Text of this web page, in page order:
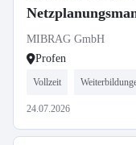
MIBRAG GmbH
Profen
Vollzeit
24.07.2026